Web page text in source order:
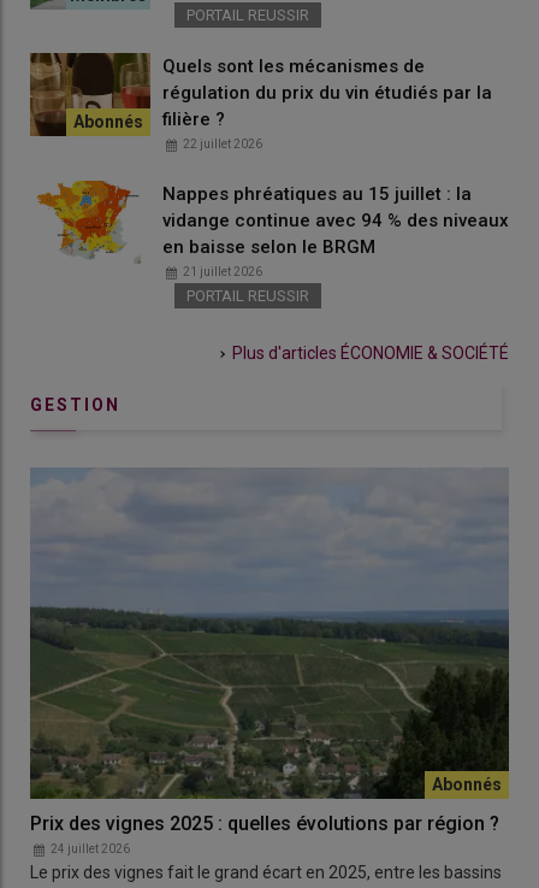
PORTAIL REUSSIR
Quels sont les mécanismes de
régulation du prix du vin étudiés par la
filière ?
22 juillet 2026
Nappes phréatiques au 15 juillet : la
vidange continue avec 94 % des niveaux
en baisse selon le BRGM
21 juillet 2026
PORTAIL REUSSIR
Plus d'articles ÉCONOMIE & SOCIÉTÉ
GESTION
Prix des vignes 2025 : quelles évolutions par région ?
24 juillet 2026
Le prix des vignes fait le grand écart en 2025, entre les bassins